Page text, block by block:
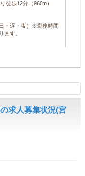
徒歩12分（960m）
・遅・夜）※勤務時間
ます。
求人募集状況(宮